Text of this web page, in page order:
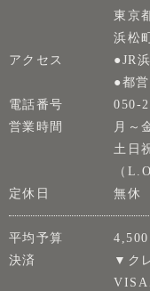
東京
浜松
アクセス
●JR
●都
電話番号
050-
営業時間
月～
土
（
定休日
無休
平均予算
決済
▼ク
VISA